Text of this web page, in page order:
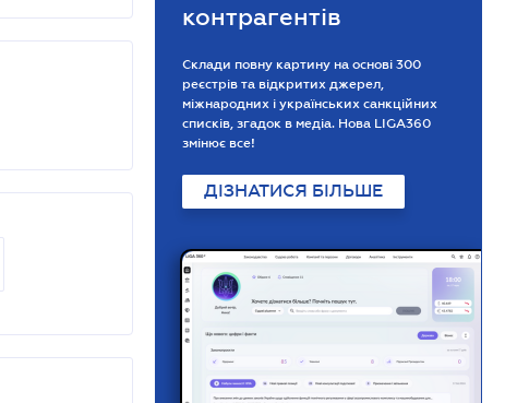
контрагентів
Склади повну картину на основі 300
реєстрів та відкритих джерел,
міжнародних і українських санкційних
списків, згадок в медіа. Нова LIGA360
змінює все!
ДІЗНАТИСЯ БІЛЬШЕ